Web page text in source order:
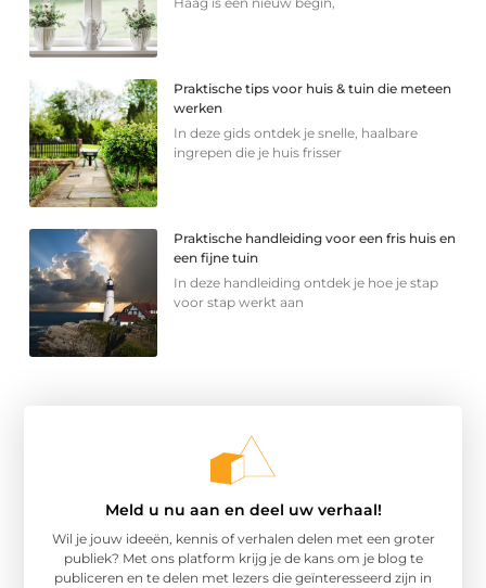
Praktische tips voor huis & tuin die meteen
werken
In deze gids ontdek je snelle, haalbare
ingrepen die je huis frisser
Praktische handleiding voor een fris huis en
een fijne tuin
In deze handleiding ontdek je hoe je stap
voor stap werkt aan
Meld u nu aan en deel uw verhaal!
Wil je jouw ideeën, kennis of verhalen delen met een groter
publiek? Met ons platform krijg je de kans om je blog te
publiceren en te delen met lezers die geïnteresseerd zijn in